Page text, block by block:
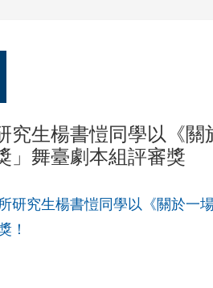
究生楊書愷同學以《
」舞臺劇本組評審獎
研究生楊書愷同學以《關於一
！